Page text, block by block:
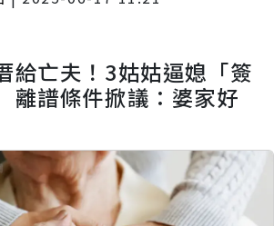
給亡夫！3姑姑逼媳「簽
譜條件掀議：婆家好